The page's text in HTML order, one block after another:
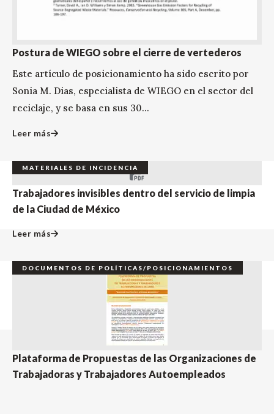
Postura de WIEGO sobre el cierre de vertederos
Este artículo de posicionamiento ha sido escrito por
Sonia M. Dias, especialista de WIEGO en el sector del
reciclaje, y se basa en sus 30...
Leer más
MATERIALES DE INCIDENCIA
Trabajadores invisibles dentro del servicio de limpia
de la Ciudad de México
Leer más
DOCUMENTOS DE POLÍTICAS/POSICIONAMIENTOS
Plataforma de Propuestas de las Organizaciones de
Trabajadoras y Trabajadores Autoempleados